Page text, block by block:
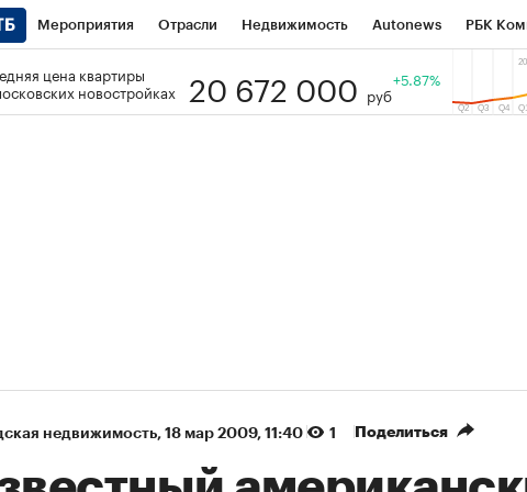
Мероприятия Отрасли Недвижимость Autonews РБК
РБК РБК Образование Тренды
цена квартиры
новостройках
20 672 000 руб
+5.87%
недвижимость⁠, 18 мар 2009, 11:40 1 Поделиться